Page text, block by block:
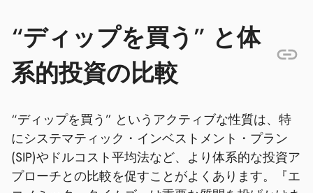
“ディップを買う” と体
系的投資の比較
“ディップを買う” というアクティブな性質は、特
にシステマティック・インベストメント・プラン
(SIP)やドルコスト平均法など、より体系的な投資ア
プローチとの比較を促すことがよくあります。『エ